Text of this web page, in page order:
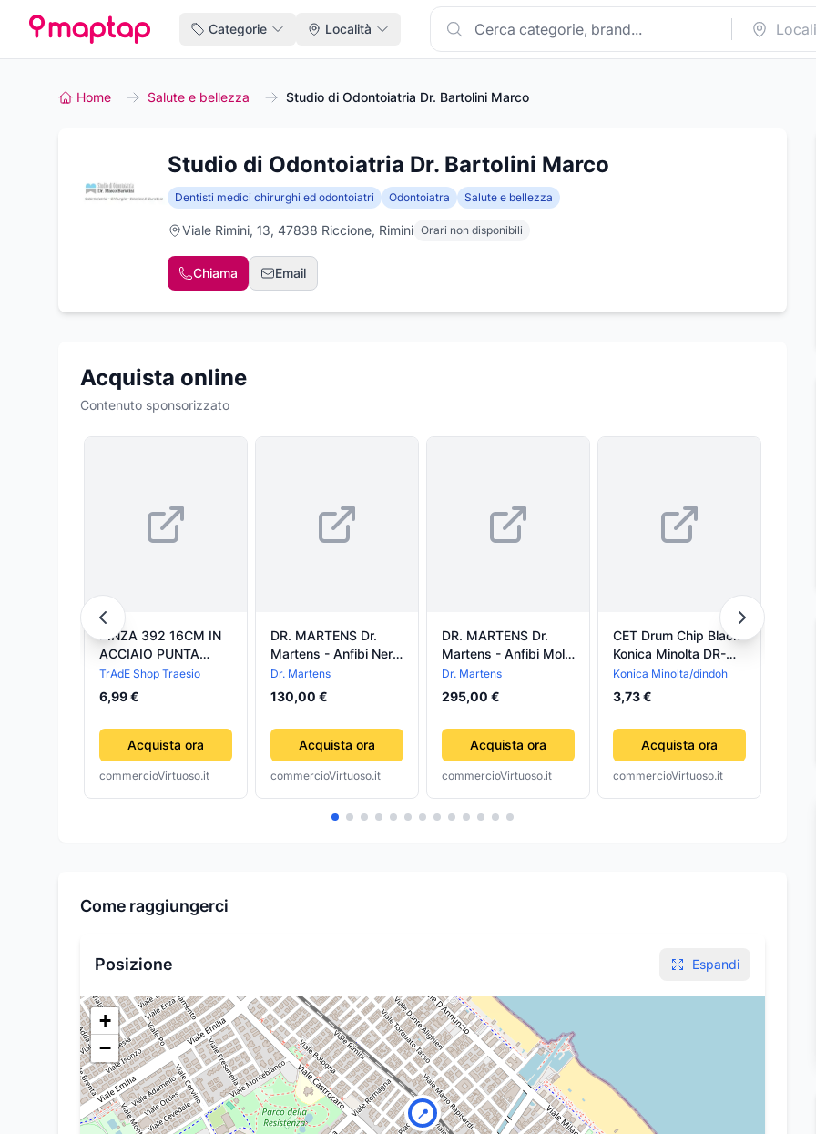
Categorie Località
Home Salute e bellezza Studio di Odontoiatria Dr. Bartolini Marco
Studio di Odontoiatria Dr. Bartolini Marco
Dentisti medici chirurghi ed odontoiatri Odontoiatra Salute e bellezza
Viale Rimini, 13, 47838 Riccione, Rimini Orari non disponibili
Chiama Email
Acquista online
Contenuto sponsorizzato
PINZA 392 16CM IN
ACCIAIO PUNTA
CURVA STRUMENTO
DENTISTA
ODONTOIATRIA
ESTETISTA
TrAdE Shop Traesio
6,99 €
Acquista ora
commercioVirtuoso.it
DR. MARTENS Dr.
Martens - Anfibi Neri
da Bambino
Dr. Martens
130,00 €
Acquista ora
commercioVirtuoso.it
DR. MARTENS Dr.
Martens - Anfibi Molly
Lacci Raso Neri da
Donna
Dr. Martens
295,00 €
Acquista ora
commercioVirtuoso.it
CET Drum Chip Black
Konica Minolta DR-
313K,DR-512K
Konica Minolta/dindoh
3,73 €
Acquista ora
commercioVirtuoso.it
Come raggiungerci
Posizione Espandi
📍
+
−